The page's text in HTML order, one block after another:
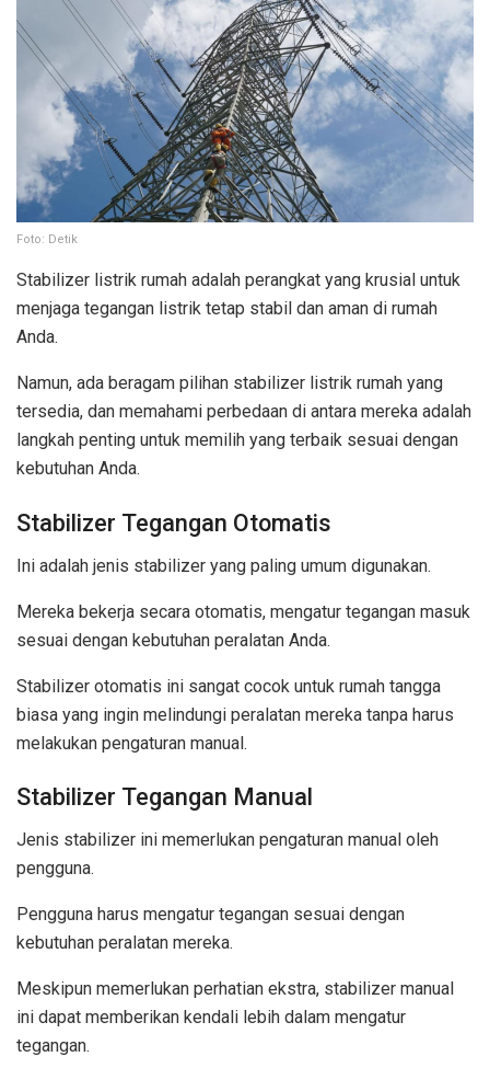
Foto: Detik
Stabilizer listrik rumah adalah perangkat yang krusial untuk
menjaga tegangan listrik tetap stabil dan aman di rumah
Anda.
Namun, ada beragam pilihan stabilizer listrik rumah yang
tersedia, dan memahami perbedaan di antara mereka adalah
langkah penting untuk memilih yang terbaik sesuai dengan
kebutuhan Anda.
Stabilizer Tegangan Otomatis
Ini adalah jenis stabilizer yang paling umum digunakan.
Mereka bekerja secara otomatis, mengatur tegangan masuk
sesuai dengan kebutuhan peralatan Anda.
Stabilizer otomatis ini sangat cocok untuk rumah tangga
biasa yang ingin melindungi peralatan mereka tanpa harus
melakukan pengaturan manual.
Stabilizer Tegangan Manual
Jenis stabilizer ini memerlukan pengaturan manual oleh
pengguna.
Pengguna harus mengatur tegangan sesuai dengan
kebutuhan peralatan mereka.
Meskipun memerlukan perhatian ekstra, stabilizer manual
ini dapat memberikan kendali lebih dalam mengatur
tegangan.